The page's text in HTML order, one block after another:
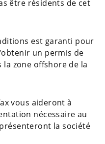
être résidents de cet
est garanti pour
un permis de
zone offshore de la
vous aideront à
nécessaire au
la société